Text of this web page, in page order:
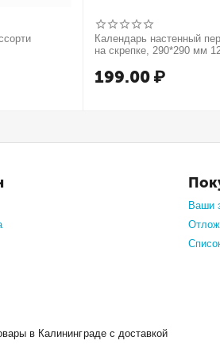
Календарь настенный
на скрепке, 290*290 мм
199.00 ₽
Ваши
в Калининграде с доставкой